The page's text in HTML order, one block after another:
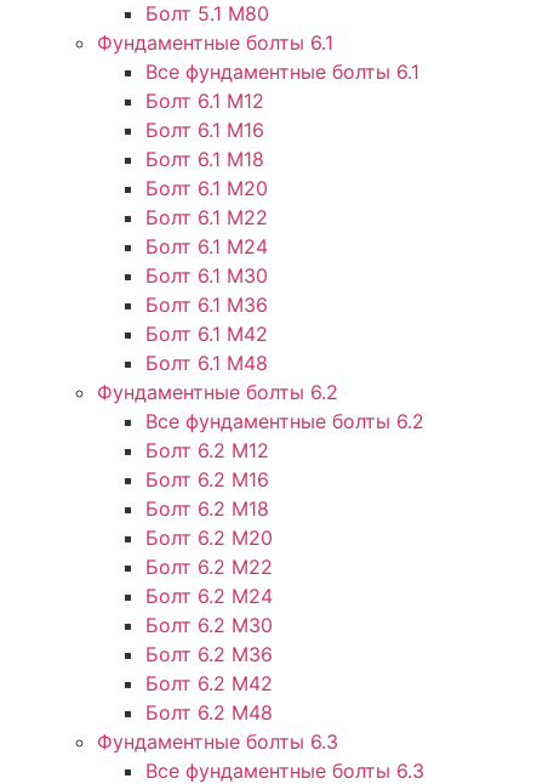
Болт 5.1 М80
Фундаментные болты 6.1
Все фундаментные болты 6.1
Болт 6.1 М12
Болт 6.1 М16
Болт 6.1 М18
Болт 6.1 М20
Болт 6.1 М22
Болт 6.1 М24
Болт 6.1 М30
Болт 6.1 М36
Болт 6.1 М42
Болт 6.1 М48
Фундаментные болты 6.2
Все фундаментные болты 6.2
Болт 6.2 М12
Болт 6.2 М16
Болт 6.2 М18
Болт 6.2 М20
Болт 6.2 М22
Болт 6.2 М24
Болт 6.2 М30
Болт 6.2 М36
Болт 6.2 М42
Болт 6.2 М48
Фундаментные болты 6.3
Все фундаментные болты 6.3